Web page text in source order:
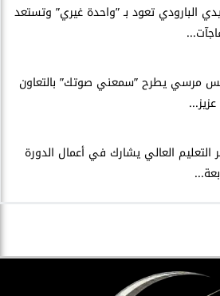
البارودي تعود بـ ”واحدة غيري” وتستعد
مرسي يطرح ”سمعني صوتك” بالتعاون
التعليم العالي يشارك في أعمال الدورة